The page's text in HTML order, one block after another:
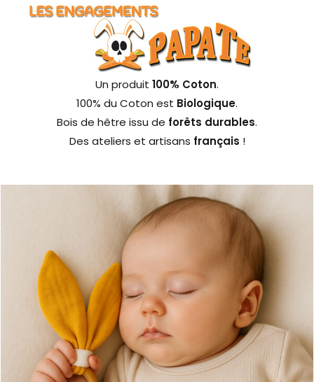
Un produit 100% Coton.
100% du Coton est Biologique.
Bois de hêtre issu de forêts durables.
Des ateliers et artisans français !